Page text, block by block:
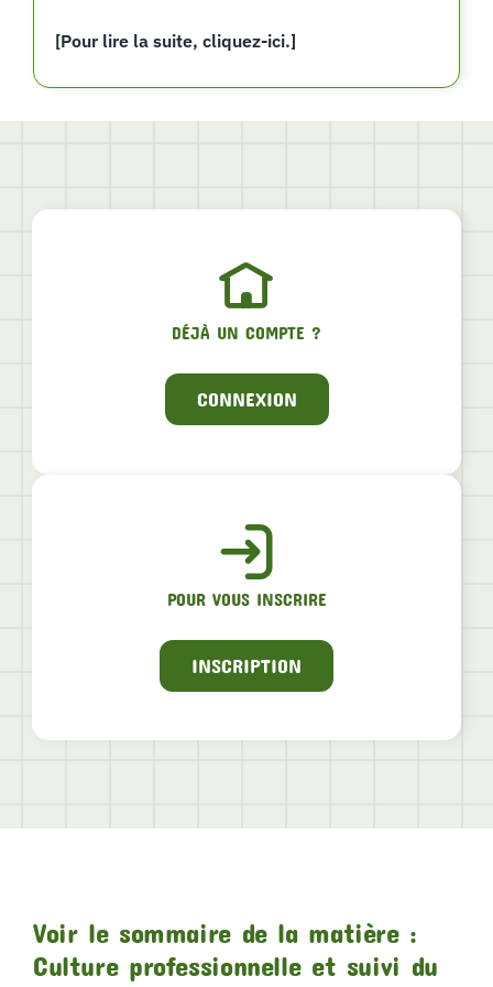
[Pour lire la suite, cliquez-ici.]
DÉJÀ UN COMPTE ?
CONNEXION
POUR VOUS INSCRIRE
INSCRIPTION
Voir le sommaire de la matière :
Culture professionnelle et suivi du